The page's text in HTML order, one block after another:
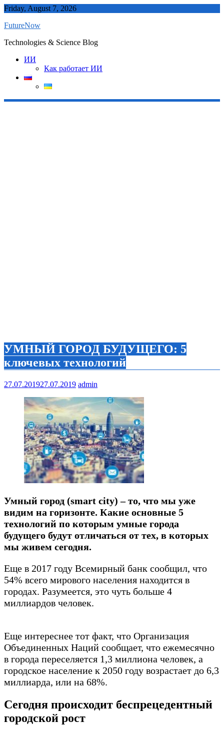
Skip
content
Friday, August 7, 2026
FutureNow
Technologies & Science Blog
ИИ
Как работает ИИ
УМНЫЙ ГОРОД БУДУЩЕГО: 5
ключевых технологий
27.07.201927.07.2019 admin
Умный город (smart city) – то, что мы уже
видим на горизонте. Какие основные 5
технологий по которым умные города
будущего будут отличаться от тех, в которых
мы живем сегодня.
Еще в 2017 году Всемирный банк сообщил, что
54% ​​всего мирового населения находится в
городах. Разумеется, это чуть больше 4
миллиардов человек.
Еще интереснее тот факт, что Организация
Объединенных Наций сообщает, что ежемесячно
в города переселяется 1,3 миллиона человек, а
городское население к 2050 году возрастает до 6,3
миллиарда, или на 68%.
Сегодня происходит беспрецедентный
городской рост